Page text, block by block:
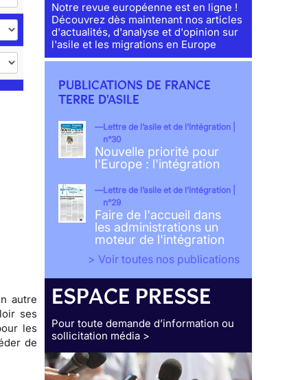
autre
ses
les
de
Notre revue européenne est en ligne !
Découvrez dès maintenant nos articles
d'actualités, d'analyse et d'opinion sur
l'asile et les migrations en Europe
PUBLICATIONS DE FRANCE
TERRE D'ASILE
Lettre de l’asile et de l’intégration |
n°30
Nouvelle priorité pour
l'Europe : l'intégration
Lettre de l’asile et de l’intégration |
n°29
Faire de l'accueil dans
les administrations un
moteur de l'intégration
> Voir toutes nos publications
ESPACE PRESSE
Pour toute demande d’information ou
sollicitation média >